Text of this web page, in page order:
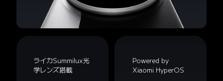
ライカSummilux光
学レンズ搭載
Powered by
Xiaomi HyperOS